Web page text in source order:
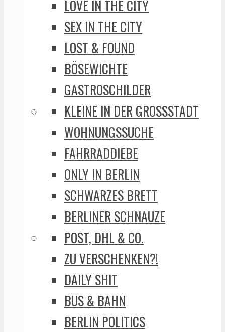
LOVE IN THE CITY
SEX IN THE CITY
LOST & FOUND
BÖSEWICHTE
GASTROSCHILDER
KLEINE IN DER GROSSSTADT
WOHNUNGSSUCHE
FAHRRADDIEBE
ONLY IN BERLIN
SCHWARZES BRETT
BERLINER SCHNAUZE
POST, DHL & CO.
ZU VERSCHENKEN?!
DAILY SHIT
BUS & BAHN
BERLIN POLITICS